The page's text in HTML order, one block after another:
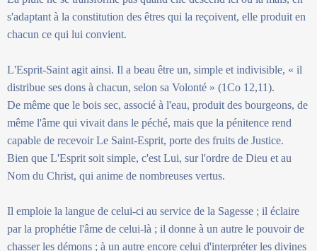
s'adaptant à la constitution des êtres qui la reçoivent, elle produit en
chacun ce qui lui convient.
L'Esprit-Saint agit ainsi. Il a beau être un, simple et indivisible, « il
distribue ses dons à chacun, selon sa Volonté » (1Co 12,11).
De même que le bois sec, associé à l'eau, produit des bourgeons, de
même l'âme qui vivait dans le péché, mais que la pénitence rend
capable de recevoir Le Saint-Esprit, porte des fruits de Justice.
Bien que L'Esprit soit simple, c'est Lui, sur l'ordre de Dieu et au
Nom du Christ, qui anime de nombreuses vertus.
Il emploie la langue de celui-ci au service de la Sagesse ; il éclaire
par la prophétie l'âme de celui-là ; il donne à un autre le pouvoir de
chasser les démons ; à un autre encore celui d'interpréter les divines